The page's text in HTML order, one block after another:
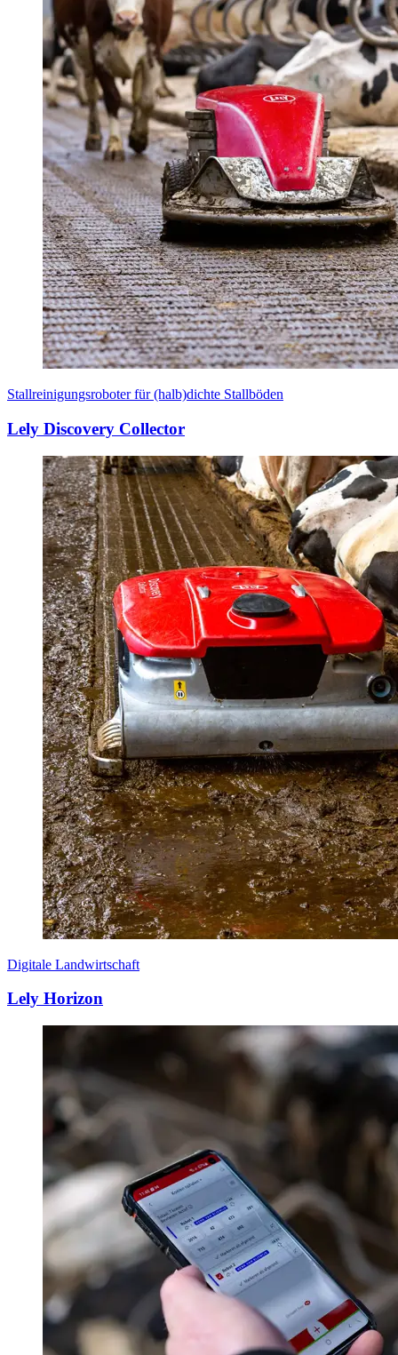
Stallreinigungsroboter für (halb)dichte Stallböden
Lely Discovery Collector
Digitale Landwirtschaft
Lely Horizon